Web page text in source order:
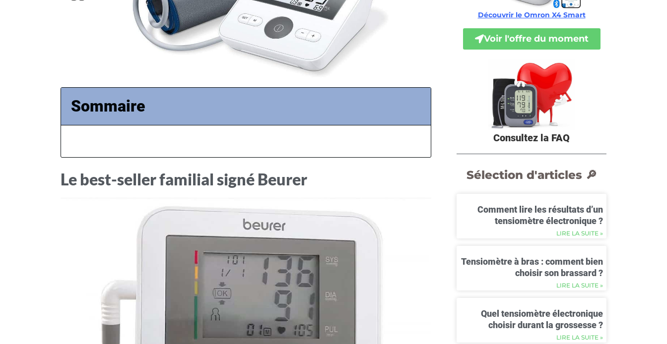
Sommaire
Le best-seller familial signé Beurer
Découvrir le Omron X4 Smart
Voir l'offre du moment
Consultez la FAQ
Sélection d'articles 🔎
Comment lire les résultats d’un
tensiomètre électronique ?
LIRE LA SUITE »
Tensiomètre à bras : comment bien
choisir son brassard ?
LIRE LA SUITE »
Quel tensiomètre électronique
choisir durant la grossesse ?
LIRE LA SUITE »